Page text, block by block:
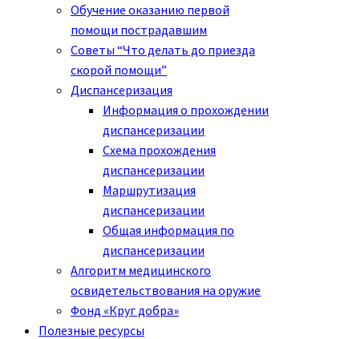
Обучение оказанию первой
помощи пострадавшим
Советы “Что делать до приезда
скорой помощи”
Диспансеризация
Информация о прохождении
диспансеризации
Схема прохождения
диспансеризации
Маршрутизация
диспансеризации
Общая информация по
диспансеризации
Алгоритм медицинского
освидетельствования на оружие
Фонд «Круг добра»
Полезные ресурсы